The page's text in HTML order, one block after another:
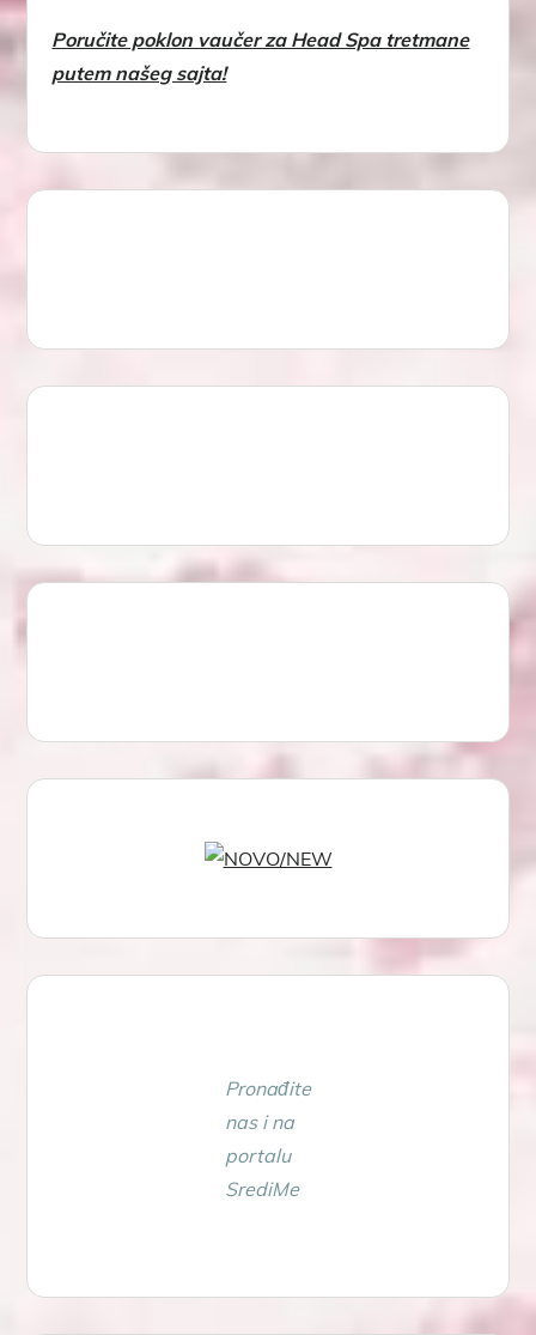
Poručite poklon vaučer za Head Spa tretmane
putem našeg sajta!
Pronađite
nas i na
portalu
SrediMe